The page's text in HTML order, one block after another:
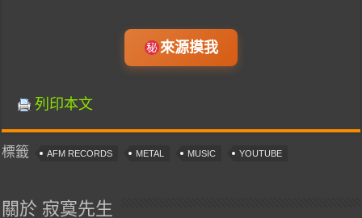
來源摸我
列印本文
標籤 AFM RECORDS METAL MUSIC YOUTUBE
關於 寂寞先生